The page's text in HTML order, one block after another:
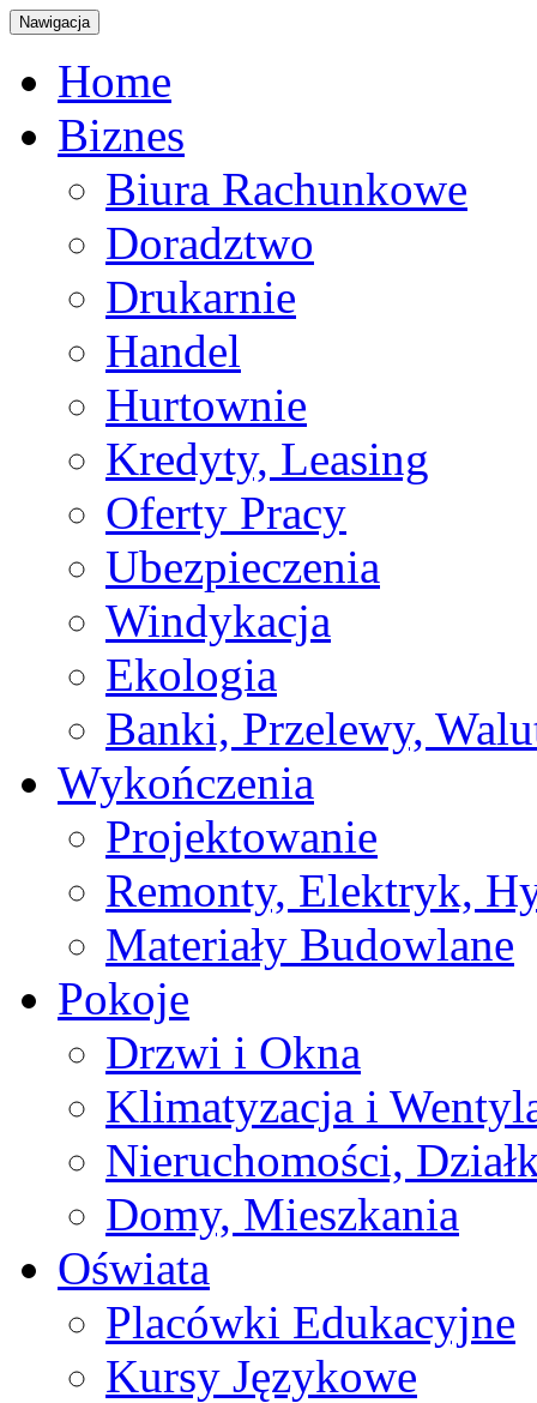
Nawigacja
Home
Biznes
Biura Rachunkowe
Doradztwo
Drukarnie
Handel
Hurtownie
Kredyty, Leasing
Oferty Pracy
Ubezpieczenia
Windykacja
Ekologia
Banki, Przelewy,
Wykończenia
Projektowanie
Remonty, Elektryk,
Materiały Budowlane
Pokoje
Drzwi i Okna
Klimatyzacja i
Nieruchomości,
Domy, Mieszkania
Oświata
Placówki Edukacyjne
Kursy Językowe